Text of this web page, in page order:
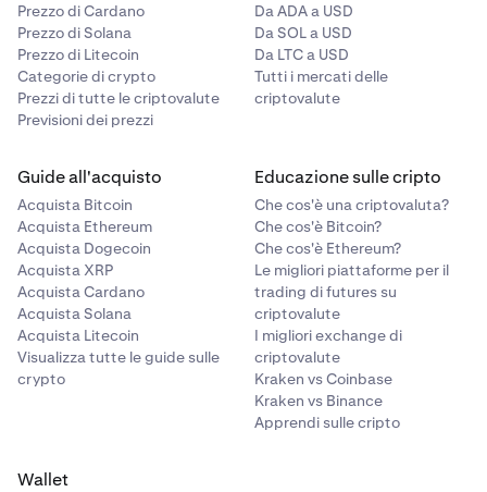
Prezzo di Cardano
Prezzo di Solana
Prezzo di Litecoin
Categorie di crypto
Prezzi di tutte le criptovalute
Previsioni dei prezzi
Da ADA a USD
Da SOL a USD
Da LTC a USD
Tutti i mercati delle
criptovalute
Guide all'acquisto
Acquista Bitcoin
Acquista Ethereum
Acquista Dogecoin
Acquista XRP
Acquista Cardano
Acquista Solana
Acquista Litecoin
Visualizza tutte le guide sulle
crypto
Educazione sulle cripto
Che cos'è una criptovaluta?
Che cos'è Bitcoin?
Che cos'è Ethereum?
Le migliori piattaforme per il
trading di futures su
criptovalute
I migliori exchange di
criptovalute
Kraken vs Coinbase
Kraken vs Binance
Apprendi sulle cripto
Wallet